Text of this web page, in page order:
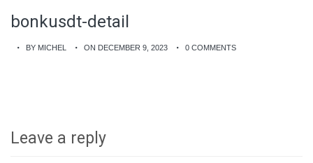
bonkusdt-detail
BY MICHEL ON DECEMBER 9, 2023 0 COMMENTS
Leave a reply